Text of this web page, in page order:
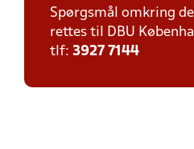
Spørgsmål omkring
rettes til DBU
tlf: 3927 7144